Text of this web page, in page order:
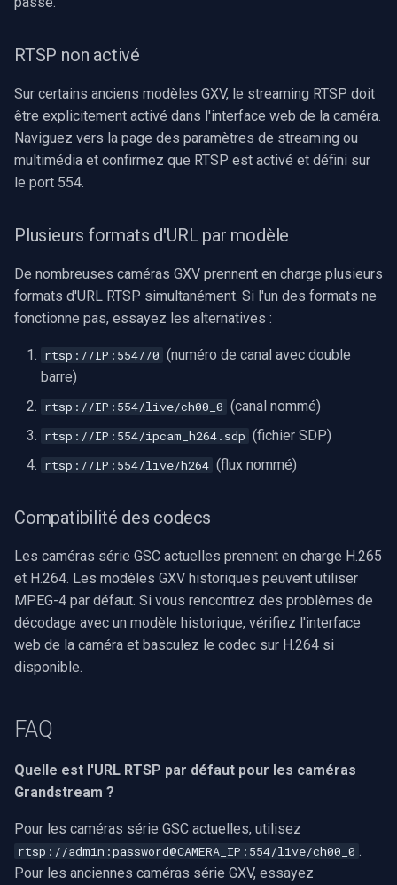
RTSP non activé
Sur certains anciens modèles GXV, le streaming RTSP doit
être explicitement activé dans l'interface web de la caméra.
Naviguez vers la page des paramètres de streaming ou
multimédia et confirmez que RTSP est activé et défini sur
le port 554.
Plusieurs formats d'URL par modèle
De nombreuses caméras GXV prennent en charge plusieurs
formats d'URL RTSP simultanément. Si l'un des formats ne
fonctionne pas, essayez les alternatives :
rtsp://IP:554//0 (numéro de canal avec double
barre)
rtsp://IP:554/live/ch00_0 (canal nommé)
rtsp://IP:554/ipcam_h264.sdp (fichier SDP)
rtsp://IP:554/live/h264 (flux nommé)
Compatibilité des codecs
Les caméras série GSC actuelles prennent en charge H.265
et H.264. Les modèles GXV historiques peuvent utiliser
MPEG-4 par défaut. Si vous rencontrez des problèmes de
décodage avec un modèle historique, vérifiez l'interface
web de la caméra et basculez le codec sur H.264 si
disponible.
FAQ
Quelle est l'URL RTSP par défaut pour les caméras
Grandstream ?
Pour les caméras série GSC actuelles, utilisez
rtsp://admin:password@CAMERA_IP:554/live/ch00_0 .
Pour les anciennes caméras série GXV, essayez